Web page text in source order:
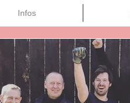
Infos